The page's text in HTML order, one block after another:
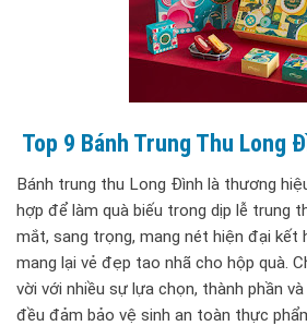
Top 9 Bánh Trung Thu Long
Bánh trung thu Long Đình là thương
hợp để làm quà biếu trong dịp lễ trung
mắt, sang trọng, mang nét hiện đại kết
mang lại vẻ đẹp tao nhã cho hộp quà.
vời với nhiều sự lựa chọn, thành phần
đều đảm bảo vệ sinh an toàn thực